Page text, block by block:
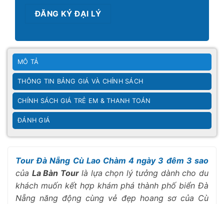
ĐĂNG KÝ ĐẠI LÝ
MÔ TẢ
THÔNG TIN BẢNG GIÁ VÀ CHÍNH SÁCH
CHÍNH SÁCH GIÁ TRẺ EM & THANH TOÁN
ĐÁNH GIÁ
Tour Đà Nẵng Cù Lao Chàm 4 ngày 3 đêm 3 sao
của La Bàn Tourlà lựa chọn lý tưởng dành cho du
khách muốn kết hợp khám phá thành phố biển Đà
Nẵng năng động cùng vẻ đẹp hoang sơ của Cù